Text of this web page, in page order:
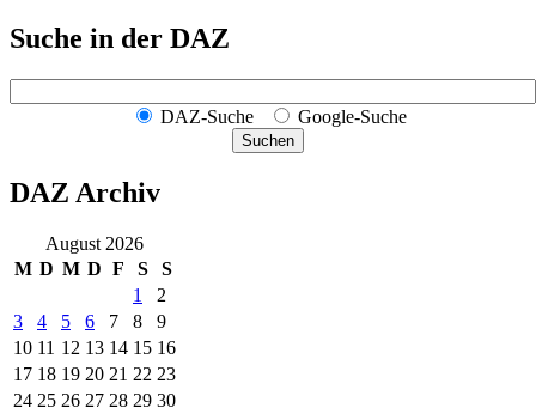
Suche in der DAZ
DAZ-Suche Google-Suche
Suchen
DAZ Archiv
August 2026
M D M D F S
S
1
2
3
4 5 6 7 8
9
10 11 12 13 14 15 16
17 18 19 20 21 22 23
24 25 26 27 28 29 30